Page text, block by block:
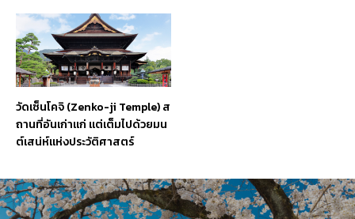
วัดเซ็นโคจิ (Zenko-ji Temple) ส
ถานที่อันเก่าแก่ แต่เต็มไปด้วยมน
ต์เสน่ห์แห่งประวัติศาสตร์